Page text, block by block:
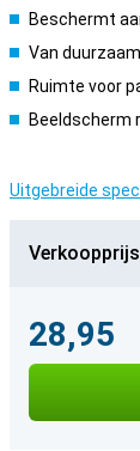
Beschermt
Van
Ruimte voor
Beeldscherm
Uitgebreide
Verkoopprijs
28,95